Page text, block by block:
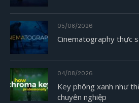
05/08/2026
Cinematography thực
04/08/2026
Key phông xanh như
chuyên nghiệp